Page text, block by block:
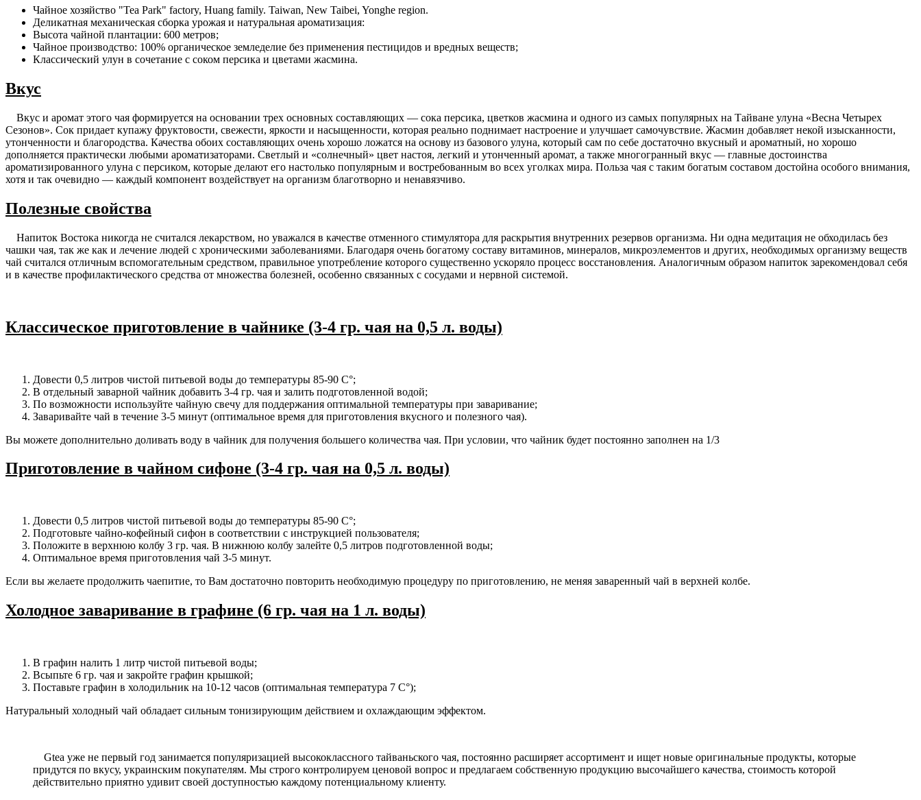
Чайное хозяйство "Tea Park" factory, Huang family. Taiwan, New Taibei, Yonghe region.
Деликатная механическая сборка урожая и натуральная ароматизация:
Высота чайной плантации: 600 метров;
Чайное производство: 100% органическое земледелие без применения пестицидов и вредных веществ;
Классический улун в сочетание с соком персика и цветами жасмина.
Вкус
Вкус и аромат этого чая формируется на основании трех основных составляющих — сока персика, цветков жасмина и одного из самых популярных на Тайване улуна «Весна Четырех
Сезонов». Сок придает купажу фруктовости, свежести, яркости и насыщенности, которая реально поднимает настроение и улучшает самочувствие. Жасмин добавляет некой изысканности,
утонченности и благородства. Качества обоих составляющих очень хорошо ложатся на основу из базового улуна, который сам по себе достаточно вкусный и ароматный, но хорошо
дополняется практически любыми ароматизаторами. Светлый и «солнечный» цвет настоя, легкий и утонченный аромат, а также многогранный вкус — главные достоинства
ароматизированного улуна с персиком, которые делают его настолько популярным и востребованным во всех уголках мира. Польза чая с таким богатым составом достойна особого внимания,
хотя и так очевидно — каждый компонент воздействует на организм благотворно и ненавязчиво.
Полезные свойства
Напиток Востока никогда не считался лекарством, но уважался в качестве отменного стимулятора для раскрытия внутренних резервов организма. Ни одна медитация не обходилась без
чашки чая, так же как и лечение людей с хроническими заболеваниями. Благодаря очень богатому составу витаминов, минералов, микроэлементов и других, необходимых организму веществ
чай считался отличным вспомогательным средством, правильное употребление которого существенно ускоряло процесс восстановления. Аналогичным образом напиток зарекомендовал себя
и в качестве профилактического средства от множества болезней, особенно связанных с сосудами и нервной системой.
Классическое приготовление в чайнике (3-4 гр. чая на 0,5 л. воды)
Довести 0,5 литров чистой питьевой воды до температуры 85-90 С°;
В отдельный заварной чайник добавить 3-4 гр. чая и залить подготовленной водой;
По возможности используйте чайную свечу для поддержания оптимальной температуры при заваривание;
Заваривайте чай в течение 3-5 минут (оптимальное время для приготовления вкусного и полезного чая).
Вы можете дополнительно доливать воду в чайник для получения большего количества чая. При условии, что чайник будет постоянно заполнен на 1/3
Приготовление в чайном сифоне (3-4 гр. чая на 0,5 л. воды)
Довести 0,5 литров чистой питьевой воды до температуры 85-90 С°;
Подготовьте чайно-кофейный сифон в соответствии с инструкцией пользователя;
Положите в верхнюю колбу 3 гр. чая. В нижнюю колбу залейте 0,5 литров подготовленной воды;
Оптимальное время приготовления чай 3-5 минут.
Если вы желаете продолжить чаепитие, то Вам достаточно повторить необходимую процедуру по приготовлению, не меняя заваренный чай в верхней колбе.
Холодное заваривание в графине (6 гр. чая на 1 л. воды)
В графин налить 1 литр чистой питьевой воды;
Всыпьте 6 гр. чая и закройте графин крышкой;
Поставьте графин в холодильник на 10-12 часов (оптимальная температура 7 С°);
Натуральный холодный чай обладает сильным тонизирующим действием и охлаждающим эффектом.
Gtea уже не первый год занимается популяризацией высококлассного тайваньского чая, постоянно расширяет ассортимент и ищет новые оригинальные продукты, которые
придутся по вкусу, украинским покупателям. Мы строго контролируем ценовой вопрос и предлагаем собственную продукцию высочайшего качества, стоимость которой
действительно приятно удивит своей доступностью каждому потенциальному клиенту.